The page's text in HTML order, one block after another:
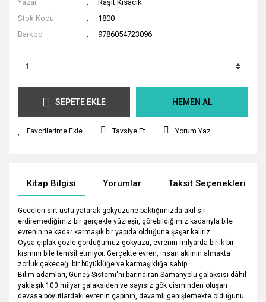
Yazar
Raşit Kısacık
Stok Kodu
1800
Barkod
9786054723096
SEPETE EKLE HEMEN AL
Tavsiye Et Yorum Yaz
Kitap Bilgisi Yorumlar Taksit Seçenekleri
Geceleri sırt üstü yatarak gökyüzüne baktığımızda akıl sır
erdiremediğimiz bir gerçekle yüzleşir, görebildiğimiz kadarıyla bile
evrenin ne kadar karmaşık bir yapıda olduğuna şaşar kalırız.
Oysa çıplak gözle gördüğümüz gökyüzü, evrenin milyarda birlik bir
kısmını bile temsil etmiyor. Gerçekte evren, insan aklının almakta
zorluk çekeceği bir büyüklüğe ve karmaşıklığa sahip.
Bilim adamları, Güneş Sistemi'ni barındıran Samanyolu galaksisi dâhil
yaklaşık 100 milyar galaksiden ve sayısız gök cisminden oluşan
devasa boyutlardaki evrenin çapının, devamlı genişlemekte olduğunu